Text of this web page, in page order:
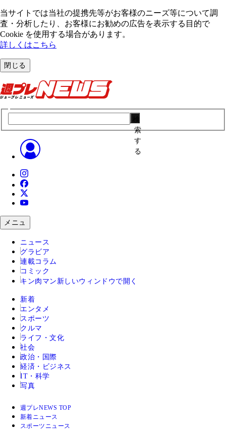
当サイトでは当社の提携先等がお客様のニーズ等について調
査・分析したり、お客様にお勧めの広告を表⽰する⽬的で
Cookie を使⽤する場合があります。
詳しくはこちら
閉じる
索
す
る
メニュ
ニュース
グラビア
連載コラム
コミック
キン肉マン 新しいウィンドウで開く
新着
エンタメ
スポーツ
クルマ
ライフ・文化
社会
政治・国際
経済・ビジネス
IT・科学
写真
週プレNEWS TOP
新着ニュース
スポーツニュース